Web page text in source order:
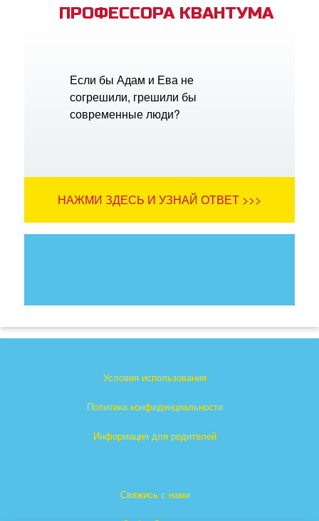
ПРОФЕССОРА КВАНТУМА
Если бы Адам и Ева не
согрешили, грешили бы
современные люди?
НАЖМИ ЗДЕСЬ И УЗНАЙ ОТВЕТ >>>
Условия использования
Политика конфиденциальности
Информация для родителей
Свяжись с нами